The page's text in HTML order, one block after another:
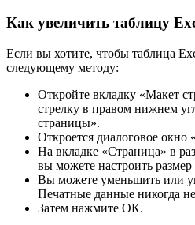
Как увеличить таблицу
Если вы хотите, чтобы таблица
следующему методу:
Откройте вкладку «Макет
стрелку в правом нижнем
страницы».
Откроется диалоговое
На вкладке «Страница» в
вы можете настроить
Вы можете уменьшить или
Печатные данные никогда
Затем нажмите ОК.